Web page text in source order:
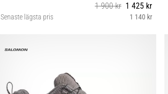
1 900 kr 1 425 kr
Senaste lägsta pris 1 140 kr